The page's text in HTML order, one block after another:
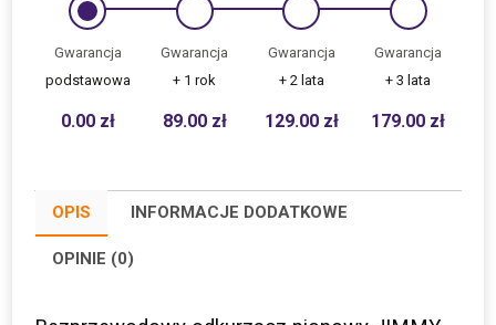
Gwarancja
podstawowa
0.00 zł
Gwarancja
+ 1 rok
89.00 zł
Gwarancja
+ 2 lata
129.00 zł
Gwarancja
+ 3 lata
179.00 zł
OPIS INFORMACJE DODATKOWE
OPINIE (0)